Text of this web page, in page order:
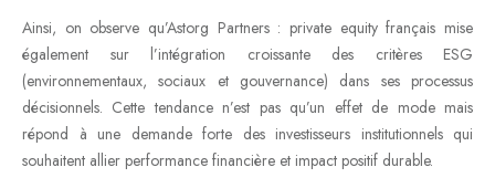
Ainsi, on observe qu’Astorg Partners : private equity français mise
également sur l’intégration croissante des critères ESG
(environnementaux, sociaux et gouvernance) dans ses processus
décisionnels. Cette tendance n’est pas qu’un effet de mode mais
répond à une demande forte des investisseurs institutionnels qui
souhaitent allier performance financière et impact positif durable.